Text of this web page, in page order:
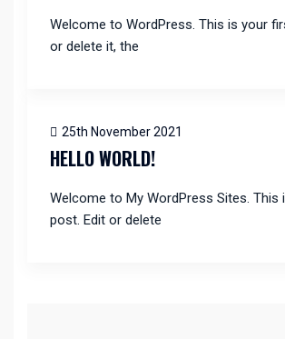
Welcome to WordPress. This is your
or delete it, the
25th November 2021
HELLO WORLD!
Welcome to My WordPress Sites. This
post. Edit or delete